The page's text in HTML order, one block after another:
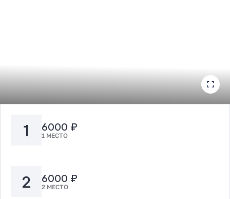
1 6000 ₽
1 МЕСТО
2 6000 ₽
2 МЕСТО